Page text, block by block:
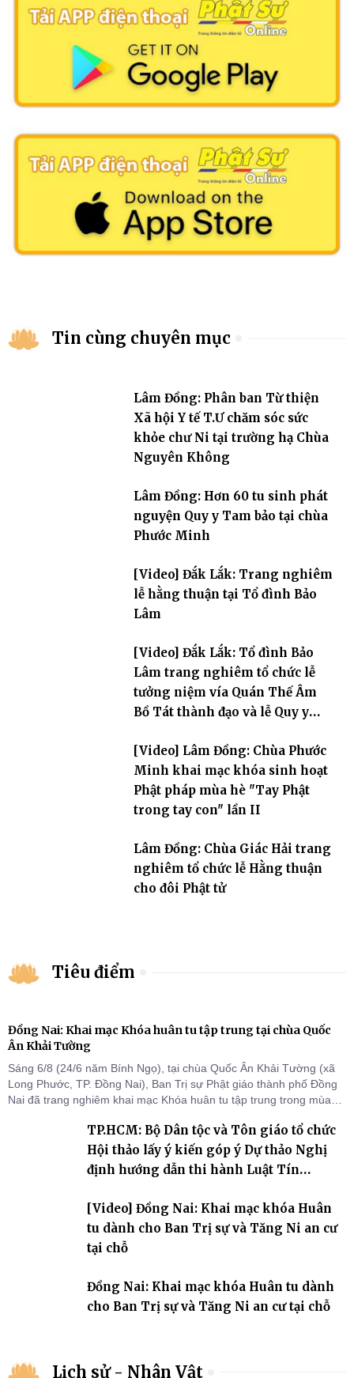
Tin cùng chuyên mục
Lâm Đồng: Phân ban Từ thiện
Xã hội Y tế T.Ư chăm sóc sức
khỏe chư Ni tại trường hạ Chùa
Nguyên Không
Lâm Đồng: Hơn 60 tu sinh phát
nguyện Quy y Tam bảo tại chùa
Phước Minh
[Video] Đắk Lắk: Trang nghiêm
lễ hằng thuận tại Tổ đình Bảo
Lâm
[Video] Đắk Lắk: Tổ đình Bảo
Lâm trang nghiêm tổ chức lễ
tưởng niệm vía Quán Thế Âm
Bồ Tát thành đạo và lễ Quy y
[Video] Lâm Đồng: Chùa Phước
Minh khai mạc khóa sinh hoạt
Phật pháp mùa hè "Tay Phật
trong tay con" lần II
Lâm Đồng: Chùa Giác Hải trang
nghiêm tổ chức lễ Hằng thuận
cho đôi Phật tử
Tiêu điểm
Đồng Nai: Khai mạc Khóa huân tu tập trung tại chùa Quốc
Ân Khải Tường
Sáng 6/8 (24/6 năm Bính Ngọ), tại chùa Quốc Ân Khải Tường (xã
Long Phước, TP. Đồng Nai), Ban Trị sự Phật giáo thành phố Đồng
Nai đã trang nghiêm khai mạc Khóa huân tu tập trung trong mùa
chỗ khu vực VII, VIII và trường hạ chùa Quốc Ân Khải Tường.
TP.HCM: Bộ Dân tộc và Tôn giáo tổ chức
Hội thảo lấy ý kiến góp ý Dự thảo Nghị
định hướng dẫn thi hành Luật Tín
[Video] Đồng Nai: Khai mạc khóa Huân
tu dành cho Ban Trị sự và Tăng Ni an cư
tại chỗ
Đồng Nai: Khai mạc khóa Huân tu dành
cho Ban Trị sự và Tăng Ni an cư tại chỗ
Lịch sử - Nhân Vật